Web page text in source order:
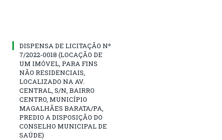
DISPENSA DE LICITAÇÃO Nº
7/2022-0018 (LOCAÇÃO DE
UM IMÓVEL, PARA FINS
NÃO RESIDENCIAIS,
LOCALIZADO NA AV.
CENTRAL, S/N, BAIRRO
CENTRO, MUNICÍPIO
MAGALHÃES BARATA/PA,
PREDIO A DISPOSIÇÃO DO
CONSELHO MUNICIPAL DE
SAÚDE)